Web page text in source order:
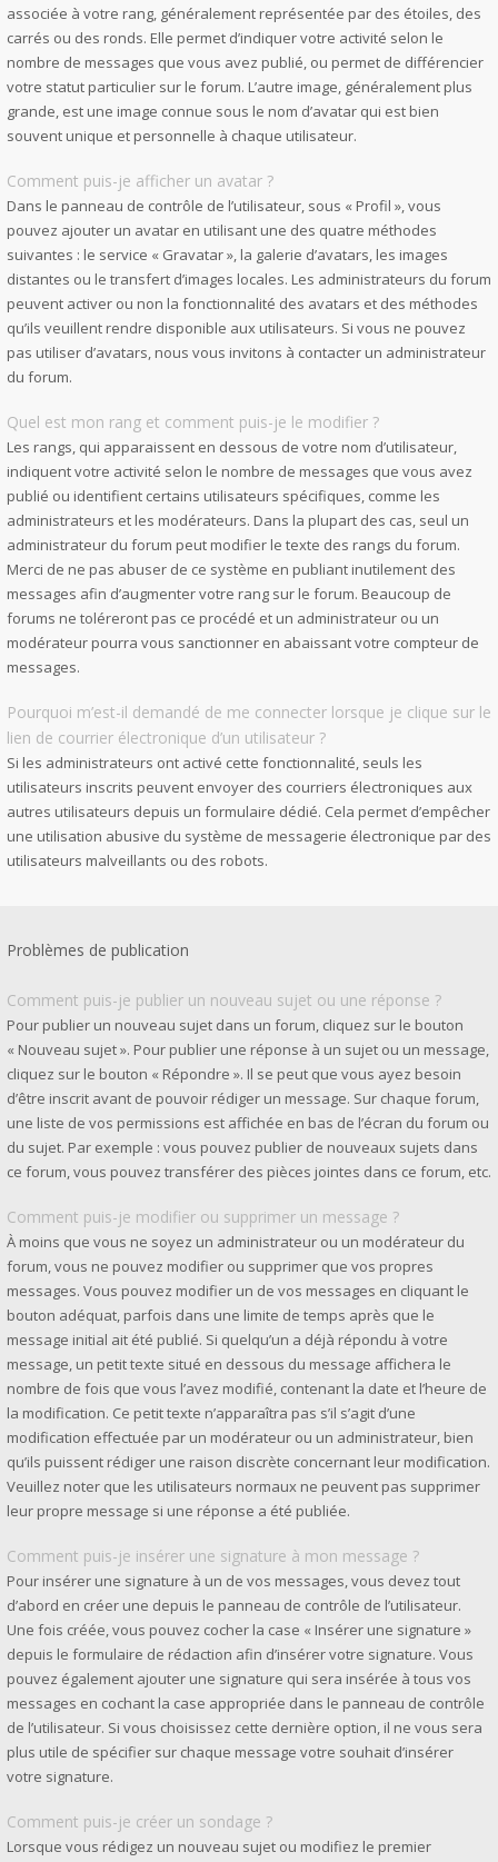
associée à votre rang, généralement représentée par des étoiles, des
carrés ou des ronds. Elle permet d’indiquer votre activité selon le
nombre de messages que vous avez publié, ou permet de différencier
votre statut particulier sur le forum. L’autre image, généralement plus
grande, est une image connue sous le nom d’avatar qui est bien
souvent unique et personnelle à chaque utilisateur.
Comment puis-je afficher un avatar ?
Dans le panneau de contrôle de l’utilisateur, sous « Profil », vous
pouvez ajouter un avatar en utilisant une des quatre méthodes
suivantes : le service « Gravatar », la galerie d’avatars, les images
distantes ou le transfert d’images locales. Les administrateurs du forum
peuvent activer ou non la fonctionnalité des avatars et des méthodes
qu’ils veuillent rendre disponible aux utilisateurs. Si vous ne pouvez
pas utiliser d’avatars, nous vous invitons à contacter un administrateur
du forum.
Quel est mon rang et comment puis-je le modifier ?
Les rangs, qui apparaissent en dessous de votre nom d’utilisateur,
indiquent votre activité selon le nombre de messages que vous avez
publié ou identifient certains utilisateurs spécifiques, comme les
administrateurs et les modérateurs. Dans la plupart des cas, seul un
administrateur du forum peut modifier le texte des rangs du forum.
Merci de ne pas abuser de ce système en publiant inutilement des
messages afin d’augmenter votre rang sur le forum. Beaucoup de
forums ne toléreront pas ce procédé et un administrateur ou un
modérateur pourra vous sanctionner en abaissant votre compteur de
messages.
Pourquoi m’est-il demandé de me connecter lorsque je clique sur le
lien de courrier électronique d’un utilisateur ?
Si les administrateurs ont activé cette fonctionnalité, seuls les
utilisateurs inscrits peuvent envoyer des courriers électroniques aux
autres utilisateurs depuis un formulaire dédié. Cela permet d’empêcher
une utilisation abusive du système de messagerie électronique par des
utilisateurs malveillants ou des robots.
Problèmes de publication
Comment puis-je publier un nouveau sujet ou une réponse ?
Pour publier un nouveau sujet dans un forum, cliquez sur le bouton
« Nouveau sujet ». Pour publier une réponse à un sujet ou un message,
cliquez sur le bouton « Répondre ». Il se peut que vous ayez besoin
d’être inscrit avant de pouvoir rédiger un message. Sur chaque forum,
une liste de vos permissions est affichée en bas de l’écran du forum ou
du sujet. Par exemple : vous pouvez publier de nouveaux sujets dans
ce forum, vous pouvez transférer des pièces jointes dans ce forum, etc.
Comment puis-je modifier ou supprimer un message ?
À moins que vous ne soyez un administrateur ou un modérateur du
forum, vous ne pouvez modifier ou supprimer que vos propres
messages. Vous pouvez modifier un de vos messages en cliquant le
bouton adéquat, parfois dans une limite de temps après que le
message initial ait été publié. Si quelqu’un a déjà répondu à votre
message, un petit texte situé en dessous du message affichera le
nombre de fois que vous l’avez modifié, contenant la date et l’heure de
la modification. Ce petit texte n’apparaîtra pas s’il s’agit d’une
modification effectuée par un modérateur ou un administrateur, bien
qu’ils puissent rédiger une raison discrète concernant leur modification.
Veuillez noter que les utilisateurs normaux ne peuvent pas supprimer
leur propre message si une réponse a été publiée.
Comment puis-je insérer une signature à mon message ?
Pour insérer une signature à un de vos messages, vous devez tout
d’abord en créer une depuis le panneau de contrôle de l’utilisateur.
Une fois créée, vous pouvez cocher la case « Insérer une signature »
depuis le formulaire de rédaction afin d’insérer votre signature. Vous
pouvez également ajouter une signature qui sera insérée à tous vos
messages en cochant la case appropriée dans le panneau de contrôle
de l’utilisateur. Si vous choisissez cette dernière option, il ne vous sera
plus utile de spécifier sur chaque message votre souhait d’insérer
votre signature.
Comment puis-je créer un sondage ?
Lorsque vous rédigez un nouveau sujet ou modifiez le premier